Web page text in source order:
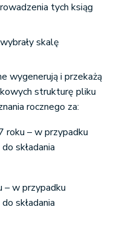
tych ksiąg
skalę
wygenerują i przekażą
strukturę pliku
rocznego za:
– w przypadku
składania
w przypadku
składania